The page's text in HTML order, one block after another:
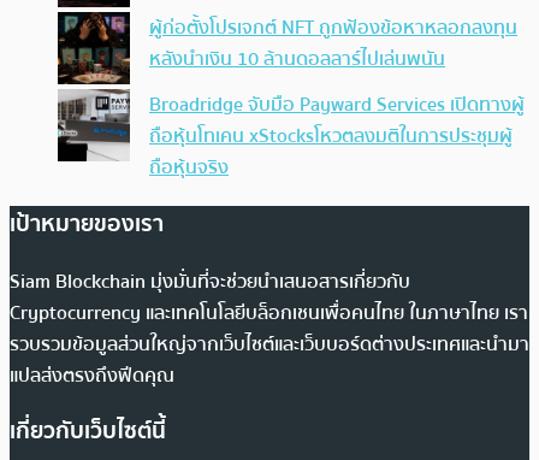
ผู้ก่อตั้งโปรเจกต์ NFT ถูกฟ้องข้อหาหลอกลงทุน
หลังนำเงิน 10 ล้านดอลลาร์ไปเล่นพนัน
Broadridge จับมือ Payward Services เปิดทางผู้
ถือหุ้นโทเคน xStocksโหวตลงมติในการประชุมผู้
ถือหุ้นจริง
เป้าหมายของเรา
Siam Blockchain มุ่งมั่นที่จะช่วยนำเสนอสารเกี่ยวกับ
Cryptocurrency และเทคโนโลยีบล็อกเชนเพื่อคนไทย ในภาษาไทย เรา
รวบรวมข้อมูลส่วนใหญ่จากเว็บไซต์และเว็บบอร์ดต่างประเทศและนำมา
แปลส่งตรงถึงฟีดคุณ
เกี่ยวกับเว็บไซต์นี้